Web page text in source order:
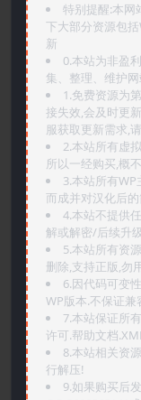
特别提醒:本网
下大部分资源包
新
0.本站为非盈
集、整理、维护
1.免费资源为
接失效,会及时更
服获取更新需求,
2.本站所有虚
所以一经购买,概
3.本站所有
而成并对汉化后
4.本站不提供
解或解密/后续升
5.本站所有资
删除,支持正版,勿
6.因代码可变
WP版本.不保证
7.本站保证所
许可.帮助文档
8.本站相关资
行解压!
9.如果购买后